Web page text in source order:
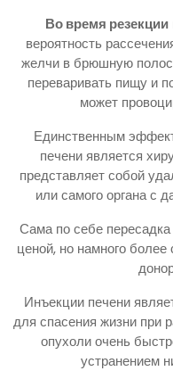
Во время резекции
вероятность
желчи в брюшную
переваривать пищу и
может
Единственным
печени является
представляет собой
или самого органа с
Сама по себе
ценой, но намного
Инъекции печени
для спасения жизни при
опухоли очень
устранением